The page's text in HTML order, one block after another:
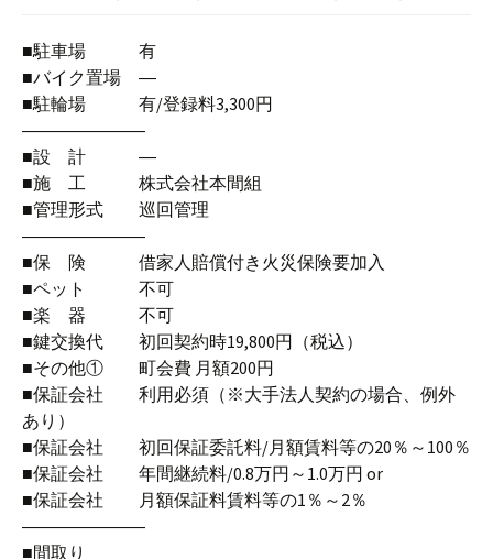
■駐車場 有
■バイク置場 ―
■駐輪場 有/登録料3,300円
―――――――
■設 計 ―
■施 工 株式会社本間組
■管理形式 巡回管理
―――――――
■保 険 借家人賠償付き火災保険要加入
■ペット 不可
■楽 器 不可
■鍵交換代 初回契約時19,800円（税込）
■その他① 町会費 月額200円
■保証会社 利用必須（※大手法人契約の場合、例外
あり）
■保証会社 初回保証委託料/月額賃料等の20％～100％
■保証会社 年間継続料/0.8万円～1.0万円 or
■保証会社 月額保証料賃料等の1％～2％
―――――――
■間取り